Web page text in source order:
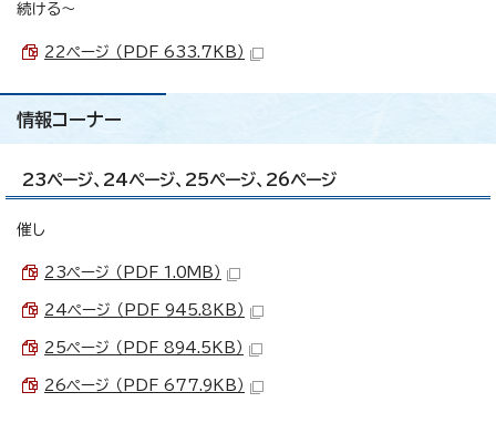
続ける～
22ページ （PDF 633.7KB）
情報コーナー
23ページ、24ページ、25ページ、26ページ
催し
23ページ （PDF 1.0MB）
24ページ （PDF 945.8KB）
25ページ （PDF 894.5KB）
26ページ （PDF 677.9KB）